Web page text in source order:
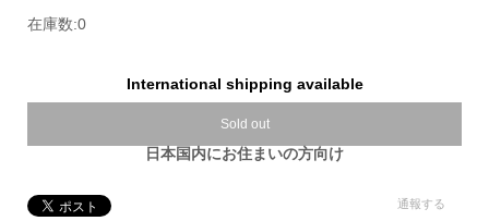
在庫数:0
International shipping available
Sold out
日本国内にお住まいの方向け
通報する